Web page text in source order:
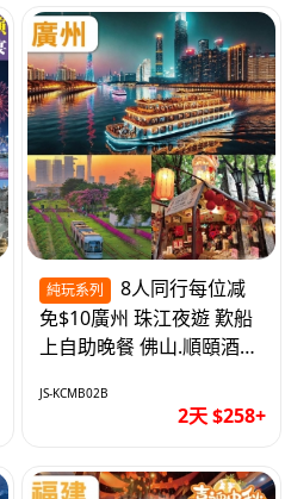
純玩系列
免$10廣州 珠江夜遊 歎船
上自助晚餐 佛山.順頤酒店
JS-KCMB02B
2天 $258+